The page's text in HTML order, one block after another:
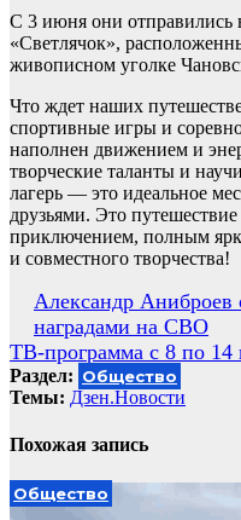
С 3 июня они отправились
«Светлячок»,
живописном уголке
Что ждет наших
спортивные игры и
наполнен движением и
творческие таланты и
лагерь — это идеальное
друзьями. Это
приключением, полным
и совместного творчества!
Навигация
по
записям
Александр Аниброев
наградами на СВО
ТВ-программа с 8 по 14
Раздел: Общество
Темы: Дзен.Новости
Похожая запись
Общество